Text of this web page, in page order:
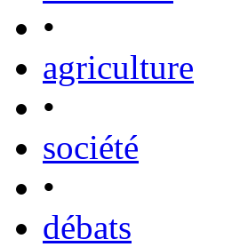
•
agriculture
•
société
•
débats